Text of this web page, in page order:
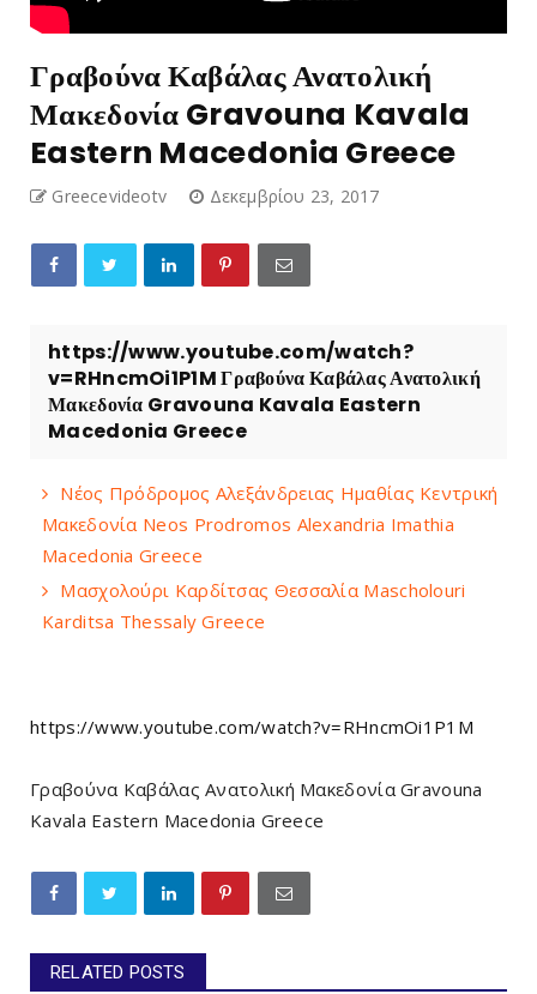
Γραβούνα Καβάλας Ανατολική
Μακεδονία Gravouna Kavala
Eastern Macedonia Greece
Greecevideotv Δεκεμβρίου 23, 2017
https://www.youtube.com/watch?
v=RHncmOi1P1M Γραβούνα Καβάλας Ανατολική
Μακεδονία Gravouna Kavala Eastern
Macedonia Greece
Νέος Πρόδρομος Αλεξάνδρειας Ημαθίας Κεντρική
Μακεδονία Neos Prodromos Alexandria Imathia
Macedonia Greece
Μασχολούρι Καρδίτσας Θεσσαλία Mascholouri
Karditsa Thessaly Greece
https://www.youtube.com/watch?v=RHncmOi1P1M
Γραβούνα Καβάλας Ανατολική Μακεδονία Gravouna
Kavala Eastern Macedonia Greece
RELATED POSTS